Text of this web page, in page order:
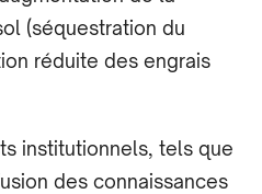
(séquestration du
réduite des engrais
institutionnels, tels que
des connaissances